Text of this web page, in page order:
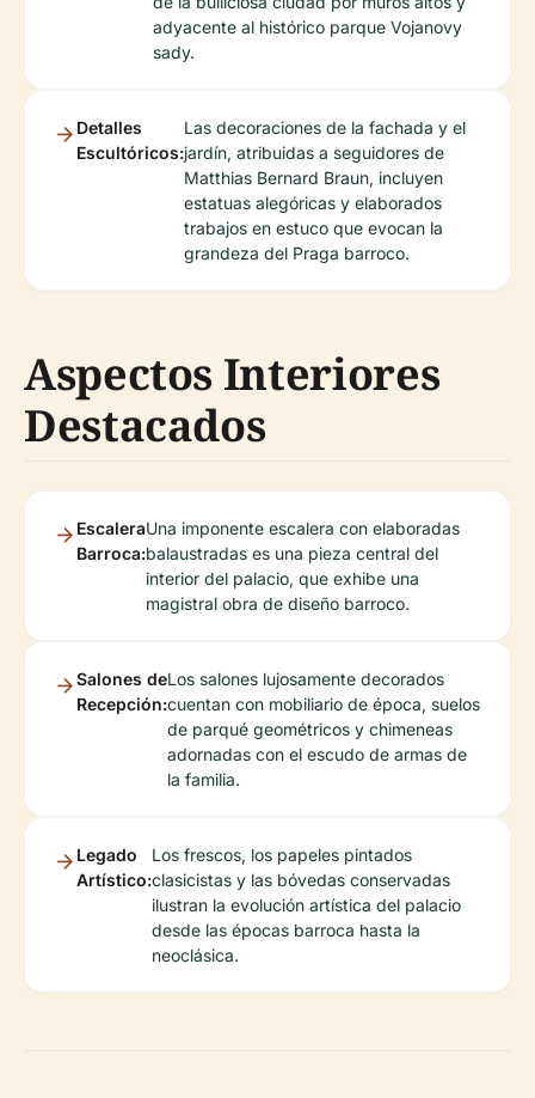
adyacente al histórico parque Vojanovy
sady.
Detalles
Escultóricos:
Las decoraciones de la fachada y el
jardín, atribuidas a seguidores de
Matthias Bernard Braun, incluyen
estatuas alegóricas y elaborados
trabajos en estuco que evocan la
grandeza del Praga barroco.
Aspectos Interiores
Destacados
Escalera
Barroca:
Una imponente escalera con elaboradas
balaustradas es una pieza central del
interior del palacio, que exhibe una
magistral obra de diseño barroco.
Salones de
Recepción:
Los salones lujosamente decorados
cuentan con mobiliario de época, suelos
de parqué geométricos y chimeneas
adornadas con el escudo de armas de
la familia.
Legado
Artístico:
Los frescos, los papeles pintados
clasicistas y las bóvedas conservadas
ilustran la evolución artística del palacio
desde las épocas barroca hasta la
neoclásica.